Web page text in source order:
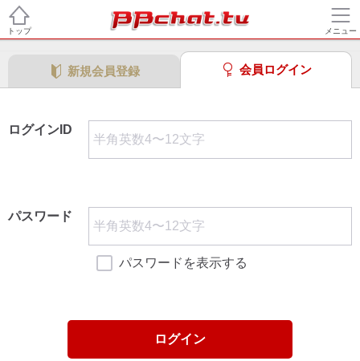
トップ メニュー
新規会員登録 会員ログイン
ログインID
パスワード
パスワードを表示する
ログイン